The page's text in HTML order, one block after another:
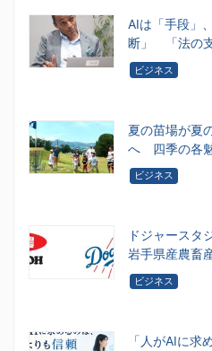
AIは「手段」
断」 「法の
ビジネス
夏の苗場が夏
へ 四季の各
ビジネス
ドジャースタ
岩手県産農
ビジネス
「人がAIに求